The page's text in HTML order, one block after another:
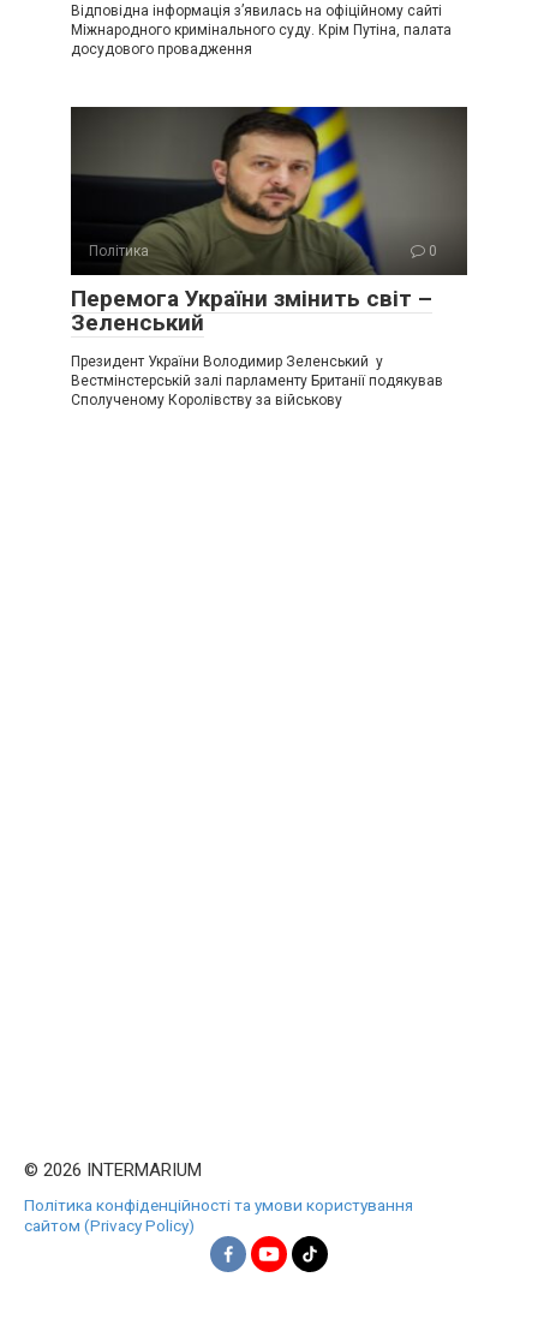
Відповідна інформація з’явилась на офіційному сайті
Міжнародного кримінального суду. Крім Путіна, палата
досудового провадження
Політика 0
Перемога України змінить світ –
Зеленський
Президент України Володимир Зеленський у
Вестмінстерській залі парламенту Британії подякував
Сполученому Королівству за військову
© 2026 INTERMARIUM
Політика конфіденційності та умови користування
сайтом (Privacy Policy)